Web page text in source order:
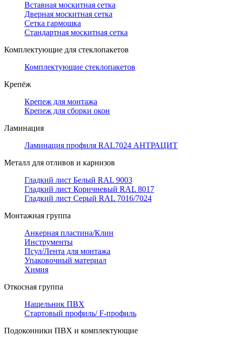
Вставная москитная сетка
Дверная москитная сетка
Сетка гармошка
Стандартная москитная сетка
Комплектующие для стеклопакетов
Комплектующие стеклопакетов
Крепёж
Крепеж для монтажа
Крепеж для сборки окон
Ламинация
Ламинация профиля RAL7024 АНТРАЦИТ
Металл для отливов и карнизов
Гладкий лист Белый RAL 9003
Гладкий лист Коричневый RAL 8017
Гладкий лист Серый RAL 7016/7024
Монтажная группа
Анкерная пластина/Клин
Инструменты
Псул/Лента для монтажа
Упаковочный материал
Химия
Откосная группа
Нащельник ПВХ
Стартовый профиль/ F-профиль
Подоконники ПВХ и комплектующие